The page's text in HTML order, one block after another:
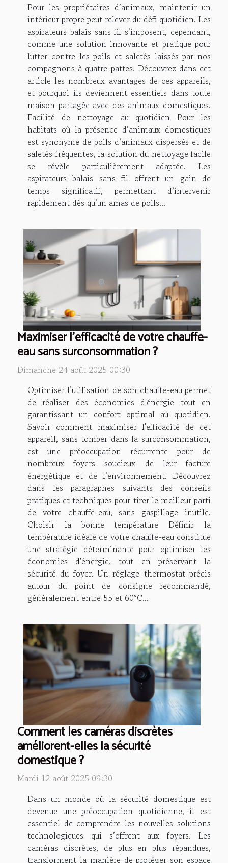
Pour les propriétaires d’animaux, maintenir un
intérieur propre peut relever du défi quotidien. Les
aspirateurs balais sans fil s’imposent, cependant,
comme une solution innovante et pratique pour
lutter contre les poils et saletés laissés par nos
compagnons à quatre pattes. Découvrez dans cet
article les nombreux avantages de ces appareils,
et pourquoi ils deviennent essentiels dans toute
maison partagée avec des animaux domestiques.
Facilité de nettoyage au quotidien Pour les
habitats où la présence d’animaux domestiques
est synonyme de poils d’animaux dispersés et de
saletés fréquentes, la solution du nettoyage facile
se révèle particulièrement adaptée. Les
aspirateurs balais sans fil offrent un gain de
temps significatif, permettant d’intervenir
rapidement dès qu’un amas de poils...
Maximiser l'efficacité de votre chauffe-
eau sans surconsommation ?
Dimanche 24 août 2025 00:30
Optimiser l’utilisation de son chauffe-eau permet
de réaliser des économies d'énergie tout en
garantissant un confort optimal au quotidien.
Savoir comment maximiser l'efficacité de cet
appareil, sans tomber dans la surconsommation,
est une préoccupation récurrente pour de
nombreux foyers soucieux de leur facture
énergétique et de l’environnement. Découvrez
dans les paragraphes suivants des conseils
pratiques et techniques pour tirer le meilleur parti
de votre chauffe-eau, sans gaspillage inutile.
Choisir la bonne température Définir la
température idéale de votre chauffe-eau constitue
une stratégie déterminante pour optimiser les
économies d'énergie, tout en préservant la
sécurité du foyer. Un réglage thermostat précis
autour du point de consigne recommandé,
généralement entre 55 et 60°C...
Comment les caméras discrètes
améliorent-elles la sécurité
domestique ?
Mardi 12 août 2025 09:30
Dans un monde où la sécurité domestique est
devenue une préoccupation quotidienne, il est
essentiel de comprendre les nouvelles solutions
technologiques qui s’offrent aux foyers. Les
caméras discrètes, de plus en plus répandues,
transforment la manière de protéger son espace